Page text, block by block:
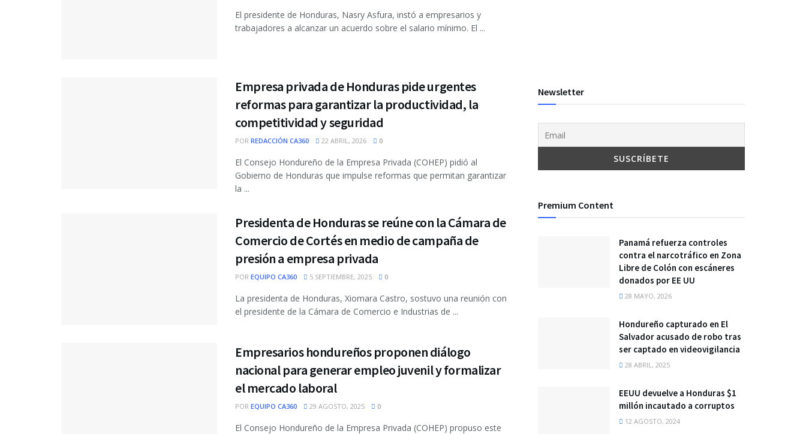
El presidente de Honduras, Nasry Asfura, instó a empresarios y
trabajadores a alcanzar un acuerdo sobre el salario mínimo. El ...
Empresa privada de Honduras pide urgentes
reformas para garantizar la productividad, la
competitividad y seguridad
POR REDACCIÓN CA360 22 ABRIL, 2026 0
El Consejo Hondureño de la Empresa Privada (COHEP) pidió al
Gobierno de Honduras que impulse reformas que permitan garantizar
la ...
Presidenta de Honduras se reúne con la Cámara de
Comercio de Cortés en medio de campaña de
presión a empresa privada
POR EQUIPO CA360 5 SEPTIEMBRE, 2025 0
La presidenta de Honduras, Xiomara Castro, sostuvo una reunión con
el presidente de la Cámara de Comercio e Industrias de ...
Empresarios hondureños proponen diálogo
nacional para generar empleo juvenil y formalizar
el mercado laboral
POR EQUIPO CA360 29 AGOSTO, 2025 0
El Consejo Hondureño de la Empresa Privada (COHEP) propuso este
Newsletter
Premium Content
Panamá refuerza controles
contra el narcotráfico en Zona
Libre de Colón con escáneres
donados por EE UU
28 MAYO, 2026
Hondureño capturado en El
Salvador acusado de robo tras
ser captado en videovigilancia
28 ABRIL, 2025
EEUU devuelve a Honduras $1
millón incautado a corruptos
12 AGOSTO, 2024